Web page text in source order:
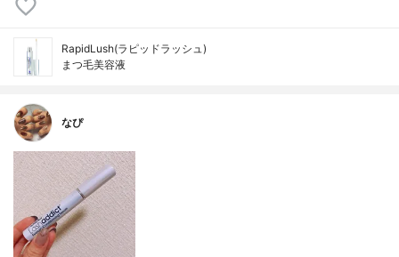
RapidLush(ラピッドラッシュ)
まつ毛美容液
なぴ